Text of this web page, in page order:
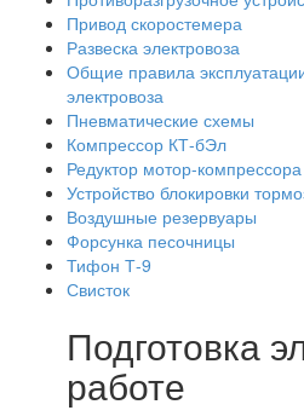
Привод скоростемера
Развеска электровоза
Общие правила
электровоза
Пневматические схемы
Компрессор КТ-бЭл
Редуктор мотор-компрессора
Устройство блокировки
Воздушные резервуары
Форсунка песочницы
Тифон Т-9
Свисток
Подготовка
работе